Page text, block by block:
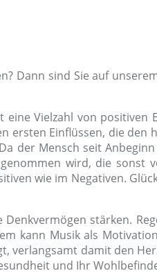
Dann sind Sie auf
Vielzahl von
Einflüssen, die
der Mensch seit
wird, die
wie im Negativen.
stärken.
kann Musik als
damit den
und Ihr